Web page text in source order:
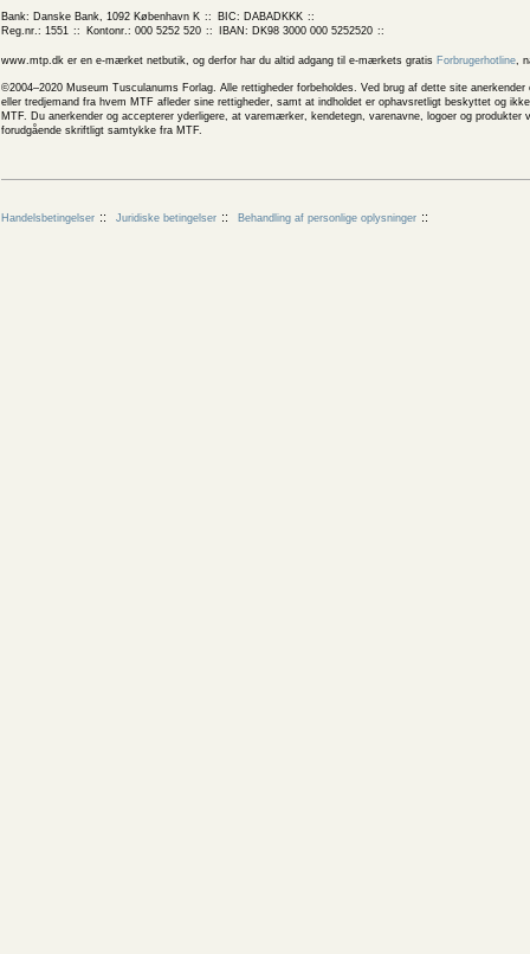
Bank: Danske Bank, 1092 København K
BIC: DABADKKK
Reg.nr.: 1551
Kontonr.: 000 5252 520 IBAN: DK98 3000 000 5252520
www.mtp.dk er en e-mærket netbutik, og derfor har du altid adgang til e-mærkets gratis Forbrugerhotline,
©2004–2020 Museum Tusculanums Forlag. Alle rettigheder forbeholdes. Ved brug af dette site
eller tredjemand fra hvem MTF afleder sine rettigheder, samt at indholdet er ophavsretligt beskyttet og
MTF. Du anerkender og accepterer yderligere, at varemærker, kendetegn, varenavne, logoer og
forudgående skriftligt samtykke fra MTF.
Handelsbetingelser Juridiske betingelser Behandling af personlige oplysninger